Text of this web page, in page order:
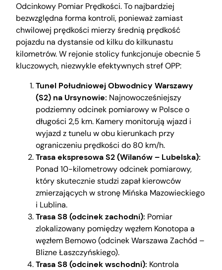
Odcinkowy Pomiar Prędkości. To najbardziej
bezwzględna forma kontroli, ponieważ zamiast
chwilowej prędkości mierzy średnią prędkość
pojazdu na dystansie od kilku do kilkunastu
kilometrów. W rejonie stolicy funkcjonuje obecnie 5
kluczowych, niezwykle efektywnych stref OPP:
Tunel Południowej Obwodnicy Warszawy
(S2) na Ursynowie: Najnowocześniejszy
podziemny odcinek pomiarowy w Polsce o
długości 2,5 km. Kamery monitorują wjazd i
wyjazd z tunelu w obu kierunkach przy
ograniczeniu prędkości do 80 km/h.
Trasa ekspresowa S2 (Wilanów – Lubelska):
Ponad 10-kilometrowy odcinek pomiarowy,
który skutecznie studzi zapał kierowców
zmierzających w stronę Mińska Mazowieckiego
i Lublina.
Trasa S8 (odcinek zachodni): Pomiar
zlokalizowany pomiędzy węzłem Konotopa a
węzłem Bemowo (odcinek Warszawa Zachód –
Blizne Łaszczyńskiego).
Trasa S8 (odcinek wschodni): Kontrola